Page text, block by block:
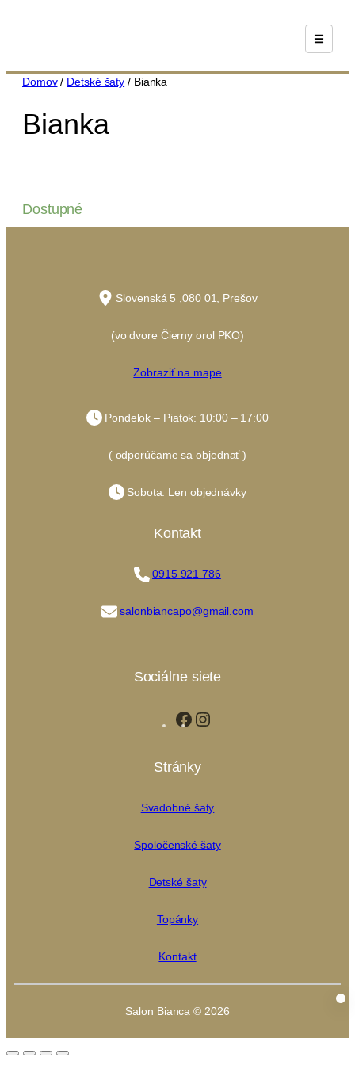
Domov/ Detské šaty / Bianka
Bianka
Dostupné
Slovenská 5 ,080 01, Prešov
(vo dvore Čierny orol PKO)
Zobraziť na mape
Pondelok – Piatok: 10:00 – 17:00
( odporúčame sa objednať )
Sobota: Len objednávky
Kontakt
0915 921 786
salonbiancapo@gmail.com
Sociálne siete
Facebook
Stránky
Svadobné šaty
Spoločenské šaty
Detské šaty
Topánky
Kontakt
Salon Bianca © 2026